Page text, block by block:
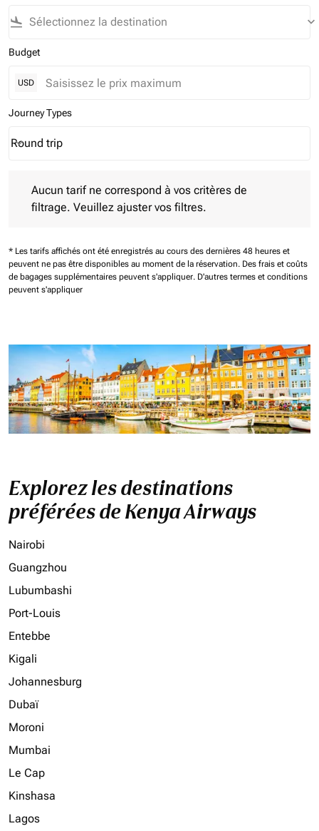
flight_land keyboard_arrow_down
Budget
USD
Journey Types
Journey Types option Round trip Selected
Round trip
keyboard_arrow_down
Aucun tarif ne correspond à vos critères de
filtrage. Veuillez ajuster vos filtres.
* Les tarifs affichés ont été enregistrés au cours des dernières 48 heures et
peuvent ne pas être disponibles au moment de la réservation. Des frais et coûts
de bagages supplémentaires peuvent s'appliquer. D'autres termes et conditions
peuvent s'appliquer
Explorez les destinations
préférées de Kenya Airways
Nairobi
Guangzhou
Lubumbashi
Port-Louis
Entebbe
Kigali
Johannesburg
Dubaï
Moroni
Mumbai
Le Cap
Kinshasa
Lagos